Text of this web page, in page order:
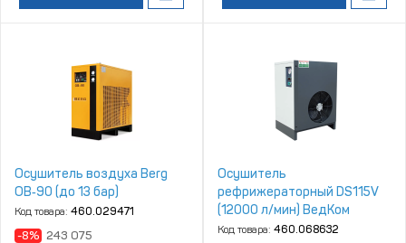
Осушитель воздуха Berg
ОВ‑90 (до 13 бар)
Код товара: 460.029471
-8% 243 075
Осушитель
рефрижераторный DS115V
(12000 л/мин) ВедКом
Код товара: 460.068632